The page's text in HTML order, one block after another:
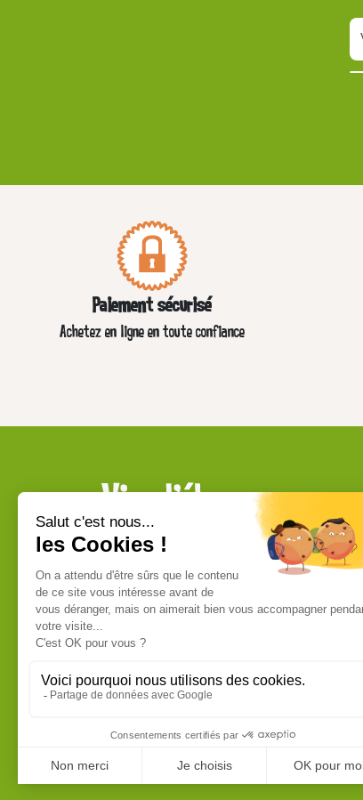
Paiement sécurisé
Achetez en ligne en toute confiance